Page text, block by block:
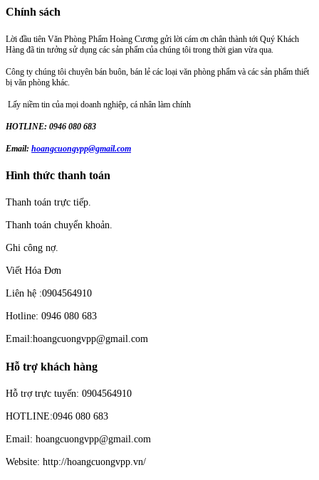
Chính sách
Lời đầu tiên Văn Phòng Phẩm Hoàng Cương gửi lời cám ơn chân thành tới Quý Khách
Hàng đã tin tưởng sử dụng các sản phẩm của chúng tôi trong thời gian vừa qua.
Công ty chúng tôi chuyên bán buôn, bán lẻ các loại văn phòng phẩm và các sản phẩm thiết
bị văn phòng khác.
Lấy niềm tin của mọi doanh nghiệp, cá nhân làm chính
HOTLINE: 0946 080 683
Email: hoangcuongvpp@gmail.com
Hình thức thanh toán
Thanh toán trực tiếp.
Thanh toán chuyển khoản.
Ghi công nợ.
Viết Hóa Đơn
Liên hệ :0904564910
Hotline: 0946 080 683
Email:hoangcuongvpp@gmail.com
Hỗ trợ khách hàng
Hỗ trợ trực tuyến: 0904564910
HOTLINE:0946 080 683
Email: hoangcuongvpp@gmail.com
Website: http://hoangcuongvpp.vn/